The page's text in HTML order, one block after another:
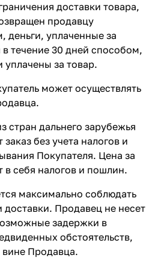
доставки товара,
продавцу
уплаченные за
течение 30 дней способом,
за товар.
может осуществлять
стран дальнего зарубежья
без учета налогов и
Покупателя. Цена за
в себя налогов и пошлин.
максимально соблюдать
доставки. Продавец не несет
задержки в
обстоятельств,
Продавца.